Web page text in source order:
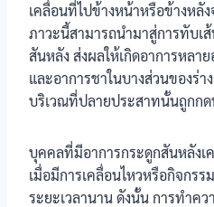
เคลื่อนที่ไปข้างหน้าหรือข้างหลั
ภาวะนี้สามารถนำมาสู่การทับเ
สันหลัง ส่งผลให้เกิดอาการหลา
และอาการชาในบางส่วนของร่า
บริเวณที่ปลายประสาทนั้นถูกก
บุคคลที่มีอาการกระดูกสันหลังเ
เมื่อมีการเคลื่อนไหวหรือกิจกร
ระยะเวลานาน ดังนั้น การทำคว